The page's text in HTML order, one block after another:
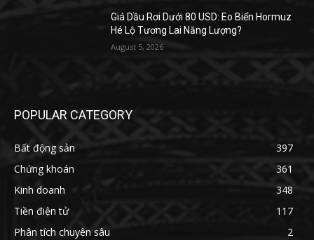
Giá Dầu Rơi Dưới 80 USD: Eo Biển Hormuz
Hé Lộ Tương Lai Năng Lượng?
August 5, 2026
POPULAR CATEGORY
Bất động sản
397
Chứng khoán
361
Kinh doanh
348
Tiền điện tử
117
Phân tích chuyên sâu
2